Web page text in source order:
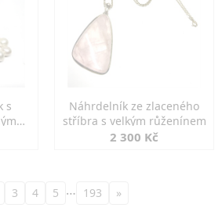
s
Náhrdelník ze zlaceného
stříbra s velkým růženínem
2 300 Kč
3 4 5 … 193 »